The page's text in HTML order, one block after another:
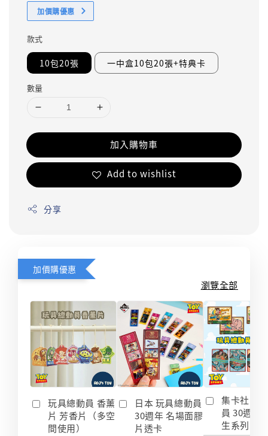
加價購優惠
款式
10包20張 一中盒10包20張+特典卡
數量
加入購物車
Add to wishlist
分享
加價購優惠
瀏覽全部
玩具總動員 香薰
片 芳香片（多空
間使用）
日本 玩具總動員
30週年 名場面膠
片透卡
集卡社 玩
員 30週年
生系列 收